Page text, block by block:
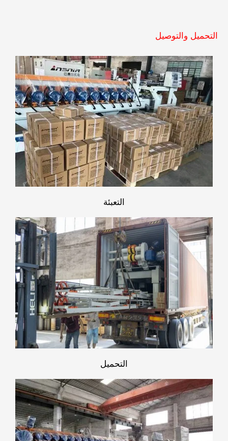
التحميل والتوصيل
التعبئة
التحميل